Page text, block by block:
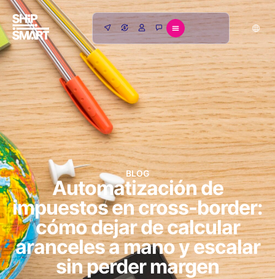
BLOG
Automatización de
impuestos en cross-border:
cómo dejar de calcular
aranceles a mano y escalar
sin perder margen